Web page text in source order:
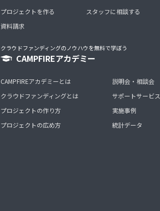
プロジェクトを作る
資料請求
スタッフに相談する
クラウドファンディングのノウハウを無料で学ぼう
CAMPFIREアカデミー
CAMPFIREアカデミーとは
クラウドファンディングとは
プロジェクトの作り方
プロジェクトの広め方
説明会・相談会
サポートサービス
実施事例
統計データ